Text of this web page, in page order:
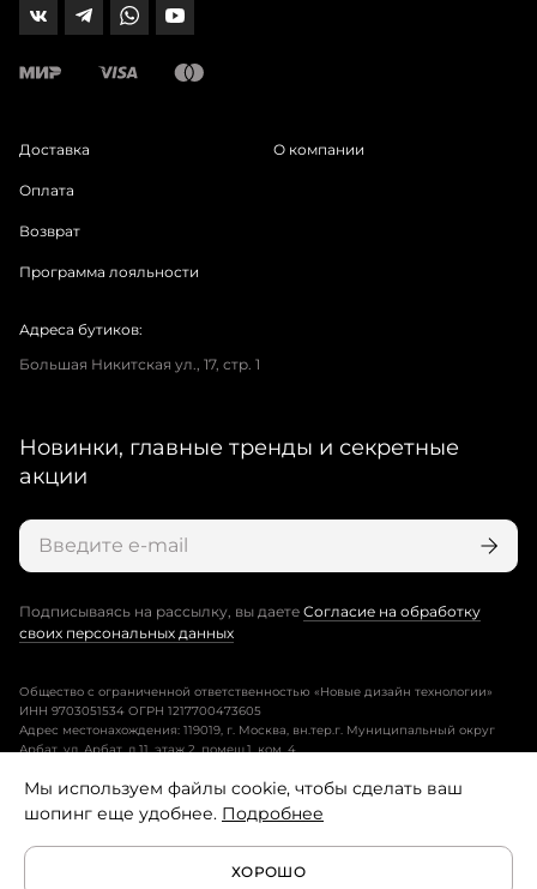
Доставка
Оплата
Возврат
Программа лояльности
О компании
Адреса бутиков:
Большая Никитская ул., 17, стр. 1
Новинки, главные тренды и секретные
акции
Подписываясь на рассылку, вы даете Согласие на обработку
своих персональных данных
Общество с ограниченной ответственностью «Новые дизайн технологии»
ИНН 9703051534 ОГРН 1217700473605
Адрес местонахождения: 119019, г. Москва, вн.тер.г. Муниципальный округ
Арбат, ул. Арбат, д.11, этаж 2, помещ.1, ком. 4.
Пользовательское соглашение
Политика конфиденциальности
Мы используем файлы cookie, чтобы сделать ваш
шопинг еще удобнее. Подробнее
ХОРОШО